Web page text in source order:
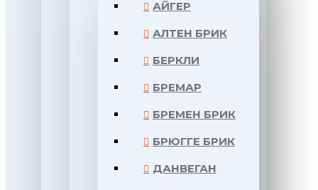
АЙГЕР
АЛТЕН БРИК
БЕРКЛИ
БРЕМАР
БРЕМЕН БРИК
БРЮГГЕ БРИК
ДАНВЕГАН